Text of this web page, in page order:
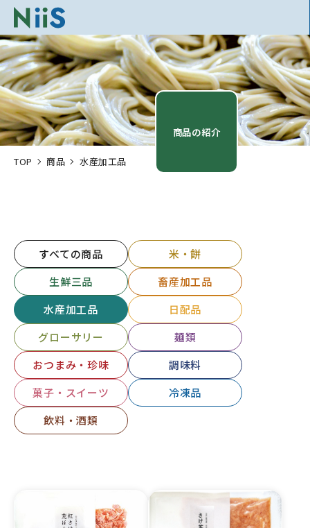
商品の紹介
TOP 商品 水産加工品
すべての商品
米・餅
生鮮三品
畜産加工品
水産加工品
日配品
グローサリー
麺類
おつまみ・珍味
調味料
菓子・スイーツ
冷凍品
飲料・酒類